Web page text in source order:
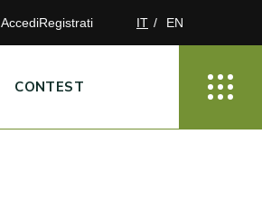
AccediRegistrati IT EN
CONTEST